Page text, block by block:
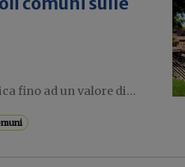
fino ad un valore di...